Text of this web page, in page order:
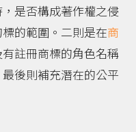
是否構成著作權之侵
的範圍。二則是在商
註冊商標的角色名稱
後則補充潛在的公平